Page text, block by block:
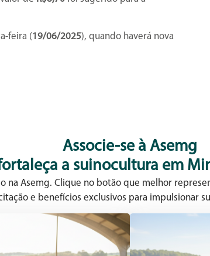
feira (19/06/2025), quando haverá nova
Associe-se à Asemg
a suinocultura em
na Asemg. Clique no botão que melhor
e benefícios exclusivos para impulsionar